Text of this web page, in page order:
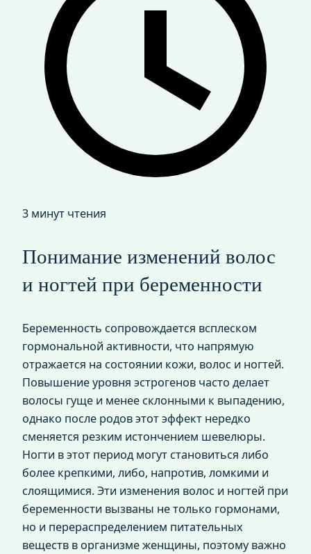
3 минут чтения
Понимание изменений волос
и ногтей при беременности
Беременность сопровождается всплеском
гормональной активности, что напрямую
отражается на состоянии кожи, волос и ногтей.
Повышение уровня эстрогенов часто делает
волосы гуще и менее склонными к выпадению,
однако после родов этот эффект нередко
сменяется резким истончением шевелюры.
Ногти в этот период могут становиться либо
более крепкими, либо, напротив, ломкими и
слоящимися. Эти изменения волос и ногтей при
беременности вызваны не только гормонами,
но и перераспределением питательных
веществ в организме женщины, поэтому важно